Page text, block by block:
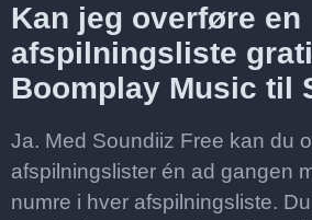
Kan jeg overføre en
afspilningsliste
Boomplay Music til
Ja. Med Soundiiz Free kan du
afspilningslister én ad gangen
numre i hver afspilningsliste.